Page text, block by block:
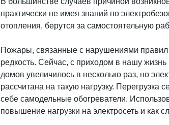
практически не имея знаний по
отопления, берутся за самостоятельную
Пожары, связанные с нарушениями правил
редкость. Сейчас, с приходом в нашу
домов увеличилось в несколько раз, но
рассчитана на такую нагрузку. Перегрузка
себе самодельные обогреватели.
повышение нагрузки на электросеть и как